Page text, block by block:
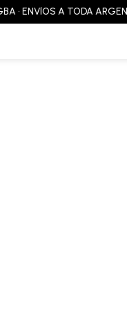
A TODA ARGENTINA •